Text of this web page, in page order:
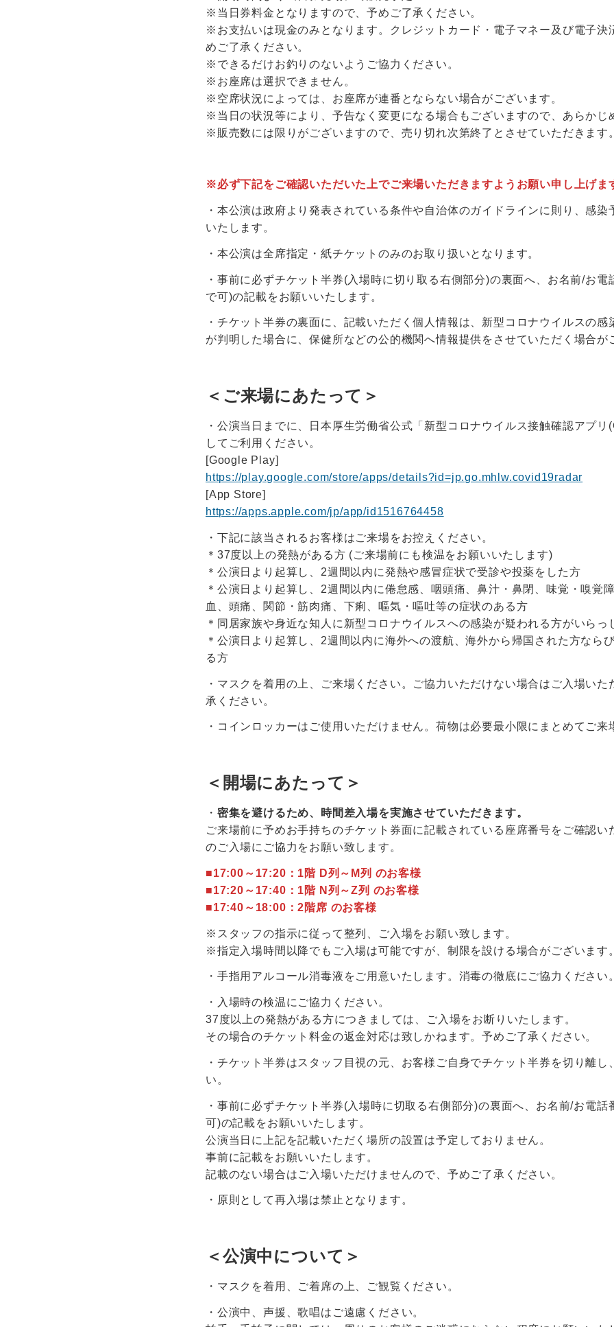
※当日券料金となりますので、予めご了承ください。
※お支払いは現金のみとなります。クレジットカード・電子マネー及び電子決
めご了承ください。
※できるだけお釣りのないようご協力ください。
※お座席は選択できません。
※空席状況によっては、お座席が連番とならない場合がございます。
※当日の状況等により、予告なく変更になる場合もございますので、あらかじ
※販売数には限りがございますので、売り切れ次第終了とさせていただきます
※必ず下記をご確認いただいた上でご来場いただきますようお願い申し上げま
・本公演は政府より発表されている条件や自治体のガイドラインに則り、感
いたします。
・本公演は全席指定・紙チケットのみのお取り扱いとなります。
・事前に必ずチケット半券(入場時に切り取る右側部分)の裏面へ、お名前/お
で可)の記載をお願いいたします。
・チケット半券の裏面に、記載いただく個人情報は、新型コロナウイルスの
が判明した場合に、保健所などの公的機関へ情報提供をさせていただく場合が
＜ご来場にあたって＞
・公演当日までに、日本厚生労働省公式「新型コロナウイルス接触確認アプ
してご利用ください。
[Google Play]
https://play.google.com/store/apps/details?id=jp.go.mhlw.covid19radar
[App Store]
https://apps.apple.com/jp/app/id1516764458
・下記に該当されるお客様はご来場をお控えください。
＊37度以上の発熱がある方 (ご来場前にも検温をお願いいたします)
＊公演日より起算し、2週間以内に発熱や感冒症状で受診や投薬をした方
＊公演日より起算し、2週間以内に倦怠感、咽頭痛、鼻汁・鼻閉、味覚・嗅覚
血、頭痛、関節・筋肉痛、下痢、嘔気・嘔吐等の症状のある方
＊同居家族や身近な知人に新型コロナウイルスへの感染が疑われる方がいらっ
＊公演日より起算し、2週間以内に海外への渡航、海外から帰国された方なら
る方
・マスクを着用の上、ご来場ください。ご協力いただけない場合はご入場い
承ください。
・コインロッカーはご使用いただけません。荷物は必要最小限にまとめてご来
＜開場にあたって＞
・ 密集を避けるため、時間差入場を実施させていただきます。
ご来場前に予めお手持ちのチケット券面に記載されている座席番号をご確認い
のご入場にご協力をお願い致します。
■17:00～17:20：1階 D列～M列 のお客様
■17:20～17:40：1階 N列～Z列 のお客様
■17:40～18:00：2階席 のお客様
※スタッフの指示に従って整列、ご入場をお願い致します。
※指定入場時間以降でもご入場は可能ですが、制限を設ける場合がございます
・手指用アルコール消毒液をご用意いたします。消毒の徹底にご協力ください
・入場時の検温にご協力ください。
37度以上の発熱がある方につきましては、ご入場をお断りいたします。
その場合のチケット料金の返金対応は致しかねます。予めご了承ください。
・チケット半券はスタッフ目視の元、お客様ご自身でチケット半券を切り離
い。
・事前に必ずチケット半券(入場時に切取る右側部分)の裏面へ、お名前/お電
可)の記載をお願いいたします。
公演当日に上記を記載いただく場所の設置は予定しておりません。
事前に記載をお願いいたします。
記載のない場合はご入場いただけませんので、予めご了承ください。
・原則として再入場は禁止となります。
＜公演中について＞
・マスクを着用、ご着席の上、ご観覧ください。
・公演中、声援、歌唱はご遠慮ください。